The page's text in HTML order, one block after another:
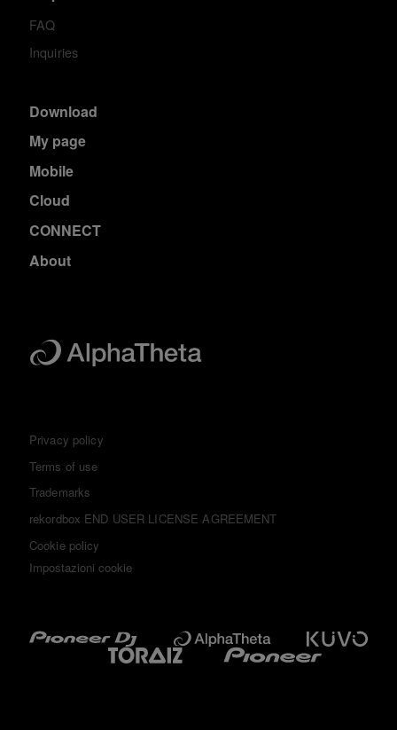
FAQ
Inquiries
Download
My page
Mobile
Cloud
CONNECT
About
Privacy policy
Terms of use
Trademarks
rekordbox END USER LICENSE AGREEMENT
Cookie policy
Impostazioni cookie